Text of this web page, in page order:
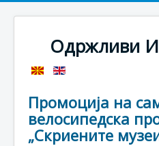
Одржливи
Промоција на
велосипедска
„Скриените